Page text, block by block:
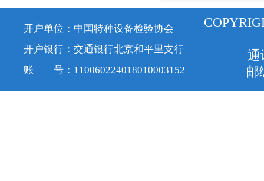
开户单位：中国特种设备检验协会
开户银行：交通银行北京和平里支行
账 号：110060224018010003152
通
邮